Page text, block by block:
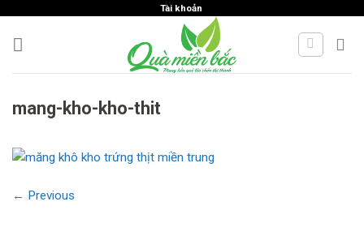
content
Tài khoản
mang-kho-kho-thit
← Previous